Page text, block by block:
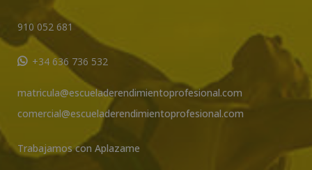
910 052 681
+34 636 736 532
matricula@escueladerendimientoprofesional.com
comercial@escueladerendimientoprofesional.com
Trabajamos con Aplazame